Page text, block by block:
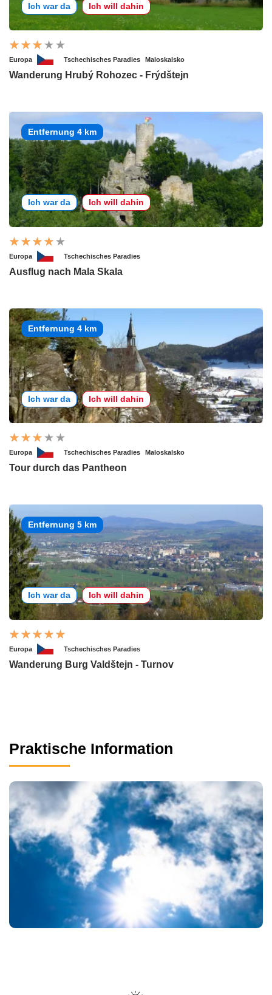
Ich war da Ich will dahin
Europa Tschechisches Paradies Maloskalsko
Wanderung Hrubý Rohozec - Frýdštejn
Entfernung 4 km
Ich war da Ich will dahin
Europa Tschechisches Paradies
Ausflug nach Mala Skala
Entfernung 4 km
Ich war da Ich will dahin
Europa Tschechisches Paradies Maloskalsko
Tour durch das Pantheon
Entfernung 5 km
Ich war da Ich will dahin
Europa Tschechisches Paradies
Wanderung Burg Valdštejn - Turnov
Praktische Information